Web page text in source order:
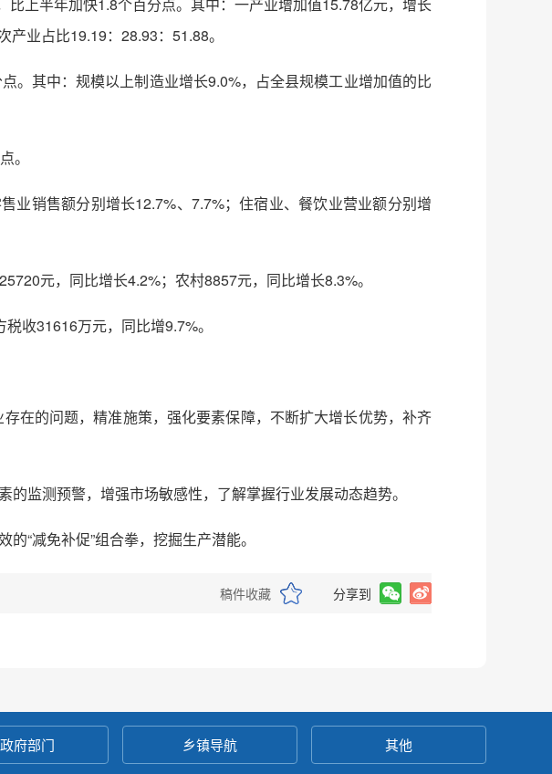
业占比19.19：28.93：51.88。
。其中：规模以上制造业增长9.0%，占全县规模工业增加值的比
。
业销售额分别增长12.7%、7.7%；住宿业、餐饮业营业额分别增
元，同比增长4.2%；农村8857元，同比增长8.3%。
收31616万元，同比增9.7%。
在的问题，精准施策，强化要素保障，不断扩大增长优势，补齐
监测预警，增强市场敏感性，了解掌握行业发展动态趋势。
“减免补促”组合拳，挖掘生产潜能。
稿件收藏 分享到
府部门 乡镇导航 其他